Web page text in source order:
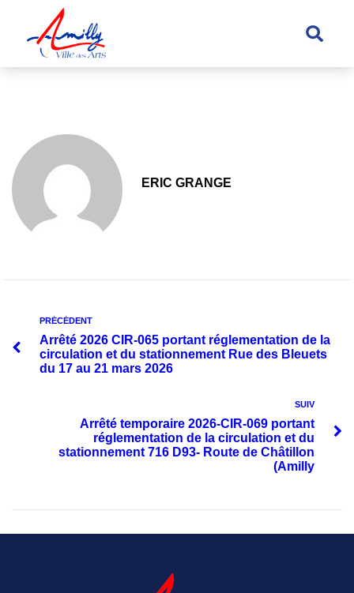
ERIC GRANGE
PRÉCÉDENT
Arrêté 2026 CIR-065 portant réglementation de la
circulation et du stationnement Rue des Bleuets
du 17 au 21 mars 2026
SUIV
Arrêté temporaire 2026-CIR-069 portant
réglementation de la circulation et du
stationnement 716 D93- Route de Châtillon
(Amilly